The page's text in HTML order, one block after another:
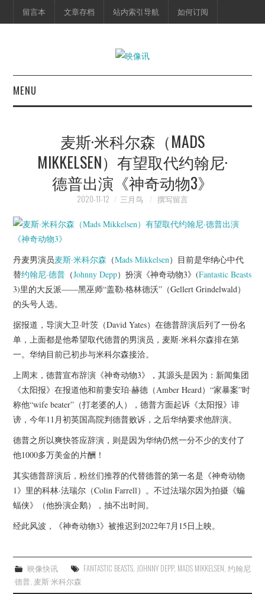
留言本 文章存档 站内索引导航 如何订阅
MENU
映像快讯
预告片
脱口秀
杂七杂八
美剧英剧
电影档期
推荐电影
麦斯·米科尔森（MADS
MIKKELSEN）有望取代约翰尼·
德普出演《神奇动物3》
2020-11-12 三月鸟 撰写留言
丹麦男演员麦斯·米科尔森 （Mads Mikkelsen）目前是华纳心中代
替约翰尼·德普 （Johnny Depp）扮演《神奇动物3》(Fantastic Beasts
3)里的大反派——黑巫师“盖勒‧格林德沃”（Gellert Grindelwald）
的头号人选。
据报道，导演大卫·叶茨（David Yates）在德普辞演后列了一份名
单，上面都是他希望取代德普的男演员，麦斯·米科尔森排在第
一。华纳目前已初步与米科尔森接洽。
上周末，德普宣布辞演《神奇动物3》，其源头是因为：新闻集团
《太阳报》在报道他和前妻安珀·赫德（Amber Heard）“家暴案”时
称他“wife beater”（打老婆的人），德普方面起诉《太阳报》诽
谤，今年11月初英国高院判德普败诉，之后华纳要求他辞演。
德普之所以爽快答应辞演，则是因为华纳仍然一分不少的支付了
他1000多万美金的片酬！
其实德普辞演后，粉丝们推荐的代替德普的第一名是《神奇动物
1》里的科林·法瑞尔（Colin Farrell）。不过法瑞尔因为拍摄《蝙
蝠侠》（他扮演企鹅），抽不出时间。
经此风波，《神奇动物3》被推迟到2022年7月15日上映。
映像快讯 FANTASTIC BEASTS, JOHNNY DEPP, MADS MIKKELSEN, 约翰尼
·德普, 麦斯·米科尔森